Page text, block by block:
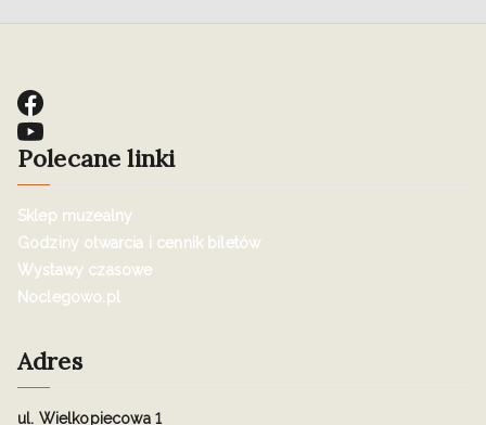
Polecane linki
Sklep muzealny
Godziny otwarcia i cennik biletów
Wystawy czasowe
Noclegowo.pl
Adres
ul. Wielkopiecowa 1